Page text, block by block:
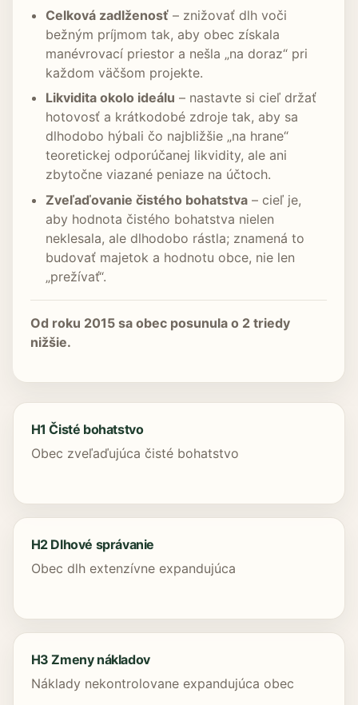
Celková zadlženosť– znižovať dlh voči
bežným príjmom tak, aby obec získala
manévrovací priestor a nešla „na doraz“ pri
každom väčšom projekte.
Likvidita okolo ideálu – nastavte si cieľ držať
hotovosť a krátkodobé zdroje tak, aby sa
dlhodobo hýbali čo najbližšie „na hrane“
teoretickej odporúčanej likvidity, ale ani
zbytočne viazané peniaze na účtoch.
Zveľaďovanie čistého bohatstva– cieľ je,
aby hodnota čistého bohatstva nielen
neklesala, ale dlhodobo rástla; znamená to
budovať majetok a hodnotu obce, nie len
„prežívať“.
Od roku 2015 sa obec posunula o 2 triedy
nižšie.
H1 Čisté bohatstvo
Obec zveľaďujúca čisté bohatstvo
H2 Dlhové správanie
Obec dlh extenzívne expandujúca
H3 Zmeny nákladov
Náklady nekontrolovane expandujúca obec